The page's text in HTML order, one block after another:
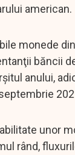
american.
monede
băncii
anului,
unor
rând,